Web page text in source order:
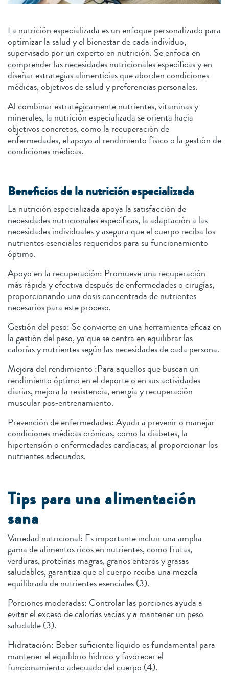
La nutrición especializada es un enfoque personalizado para
optimizar la salud y el bienestar de cada individuo,
supervisado por un experto en nutrición. Se enfoca en
comprender las necesidades nutricionales específicas y en
diseñar estrategias alimenticias que aborden condiciones
médicas, objetivos de salud y preferencias personales.
Al combinar estratégicamente nutrientes, vitaminas y
minerales, la nutrición especializada se orienta hacia
objetivos concretos, como la recuperación de
enfermedades, el apoyo al rendimiento físico o la gestión de
condiciones médicas.
Beneficios de la nutrición especializada
La nutrición especializada apoya la satisfacción de
necesidades nutricionales específicas, la adaptación a las
necesidades individuales y asegura que el cuerpo reciba los
nutrientes esenciales requeridos para su funcionamiento
óptimo.
Apoyo en la recuperación: Promueve una recuperación
más rápida y efectiva después de enfermedades o cirugías,
proporcionando una dosis concentrada de nutrientes
necesarios para este proceso.
Gestión del peso: Se convierte en una herramienta eficaz en
la gestión del peso, ya que se centra en equilibrar las
calorías y nutrientes según las necesidades de cada persona.
Mejora del rendimiento :Para aquellos que buscan un
rendimiento óptimo en el deporte o en sus actividades
diarias, mejora la resistencia, energía y recuperación
muscular pos-entrenamiento.
Prevención de enfermedades: Ayuda a prevenir o manejar
condiciones médicas crónicas, como la diabetes, la
hipertensión o enfermedades cardíacas, al proporcionar los
nutrientes adecuados.
Tips para una alimentación
sana
Variedad nutricional: Es importante incluir una amplia
gama de alimentos ricos en nutrientes, como frutas,
verduras, proteínas magras, granos enteros y grasas
saludables, garantiza que el cuerpo reciba una mezcla
equilibrada de nutrientes esenciales (3).
Porciones moderadas: Controlar las porciones ayuda a
evitar el exceso de calorías vacías y a mantener un peso
saludable (3).
Hidratación: Beber suficiente líquido es fundamental para
mantener el equilibrio hídrico y favorecer el
funcionamiento adecuado del cuerpo (4).